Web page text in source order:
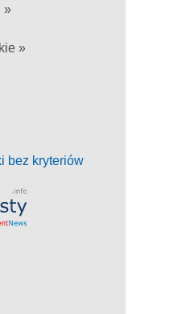
»
»
bez kryteriów